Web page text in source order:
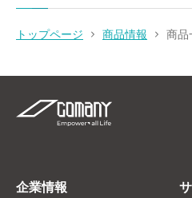
トップページ 商品情報 商品
企業情報